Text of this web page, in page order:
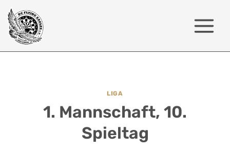
Zum
Inhalt
springen
LIGA
1. Mannschaft, 10.
Spieltag